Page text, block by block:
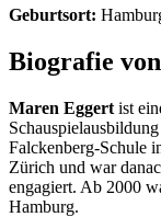
Geburtsort:
Biografie
Maren Eggert ist
Falckenberg-Schule
Zürich und war
engagiert. Ab 2000
Hamburg.